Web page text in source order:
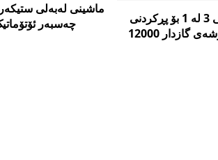
ماشینی لەبەلی
چەسبەر
ماشینی 3 لە 1 بۆ پڕکردنی